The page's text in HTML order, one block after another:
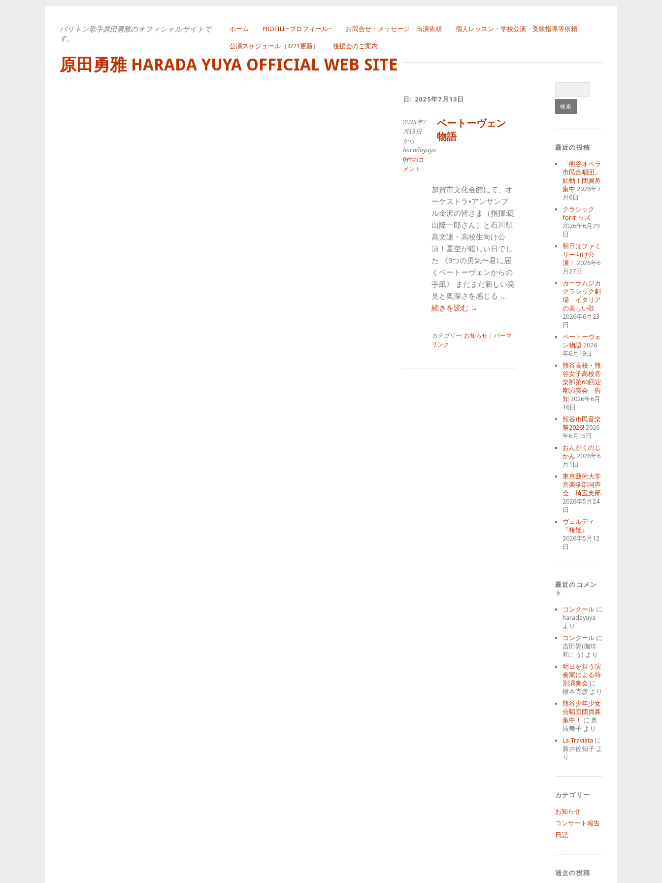
ホーム PROFILE~プロフィール~ お問合せ・メッセージ・出演依頼 個人レッスン・学校公演・受験指導等依頼
公演スケジュール（4/21更新） 後援会のご案内
原田勇雅 HARADA YUYA OFFICIAL WEB SITE
バリトン歌手原田勇雅のオフィシャルサイトで
す。
日: 2025年7月13日
2025年7
月13日
から
haradayuya
0件のコ
メント
ベートーヴェン
物語
加賀市文化会館にて、オ
ーケストラ•アンサンブ
ル金沢の皆さま（指揮:碇
山隆一郎さん）と石川県
高文連・高校生向け公
演！夏空が眩しい日でし
た 《9つの勇気〜君に届
くベートーヴェンからの
手紙》 まだまだ新しい発
見と奥深さを感じる …
続きを読む →
カテゴリー: お知らせ |パーマ
リンク
最近の投稿
「熊谷オペラ
市民合唱団」
始動！団員募
集中 2026年7
月6日
クラシック
forキッズ
2026年6月29
日
明日はファミ
リー向け公
演！ 2026年6
月27日
カーラムジカ
クラシック劇
場 イタリア
の美しい歌
2026年6月23
日
ベートーヴェ
ン物語 2026
年6月19日
熊谷高校・熊
谷女子高校音
楽部第60回定
期演奏会 告
知 2026年6月
16日
熊谷市民音楽
祭2026! 2026
年6月15日
おんがくのじ
かん 2026年6
月1日
東京藝術大学
音楽学部同声
会 埼玉支部
2026年5月24
日
ヴェルディ
『椿姫』
2026年5月12
日
最近のコメン
ト
コンクールに
haradayuya
より
コンクールに
吉田晃(珈琲
和こう) より
明日を担う演
奏家による特
別演奏会に
榎本克彦より
熊谷少年少女
合唱団団員募
集中！ に 奥
抜舞子より
La Traviata に
新井佐知子よ
り
カテゴリー
お知らせ
コンサート報告
日記
過去の投稿